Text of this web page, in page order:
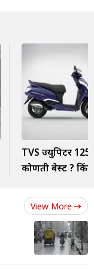
TVS ज्युपिटर
कोणती बेस्ट ?
View More